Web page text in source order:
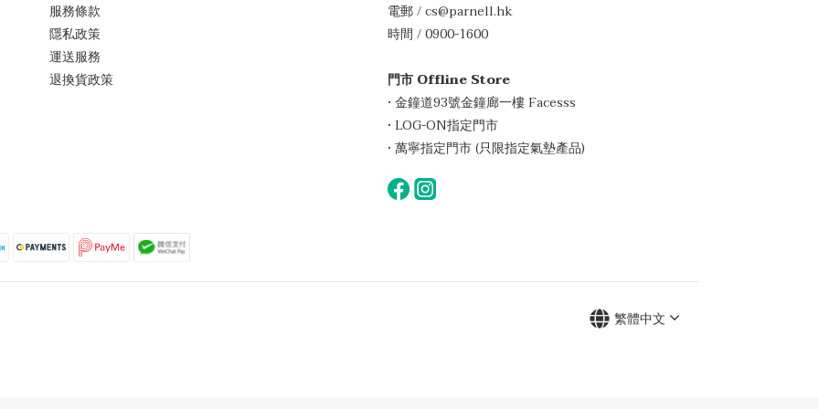
服務條款
隱私政策
運送服務
退換貨政策
電郵 / cs@parnell.hk
時間 / 0900-1600
門市 Offline Store
• 金鐘道93號金鐘廊一樓 Facesss
• LOG-ON指定門市
• 萬寧指定門市 (只限指定氣墊產品)
繁體中文